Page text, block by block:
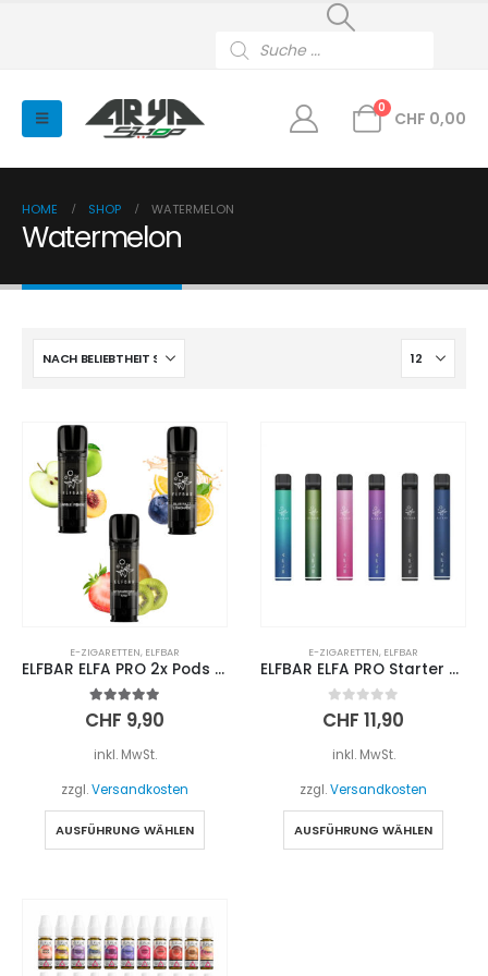
search
0
CHF 0,00
HOME SHOP WATERMELON
Watermelon
E-ZIGARETTEN, ELFBAR
ELFBAR ELFA PRO 2x Pods 2ml
5.00out of 5
CHF 9,90
inkl. MwSt.
zzgl.Versandkosten
AUSFÜHRUNG WÄHLEN
Varianten
auf.
Die
E-ZIGARETTEN, ELFBAR
ELFBAR ELFA PRO Starter Kit Inkl. 1 Pod 2ml
0 out of 5
CHF 11,90
inkl. MwSt.
zzgl.Versandkosten
AUSFÜHRUNG WÄHLEN